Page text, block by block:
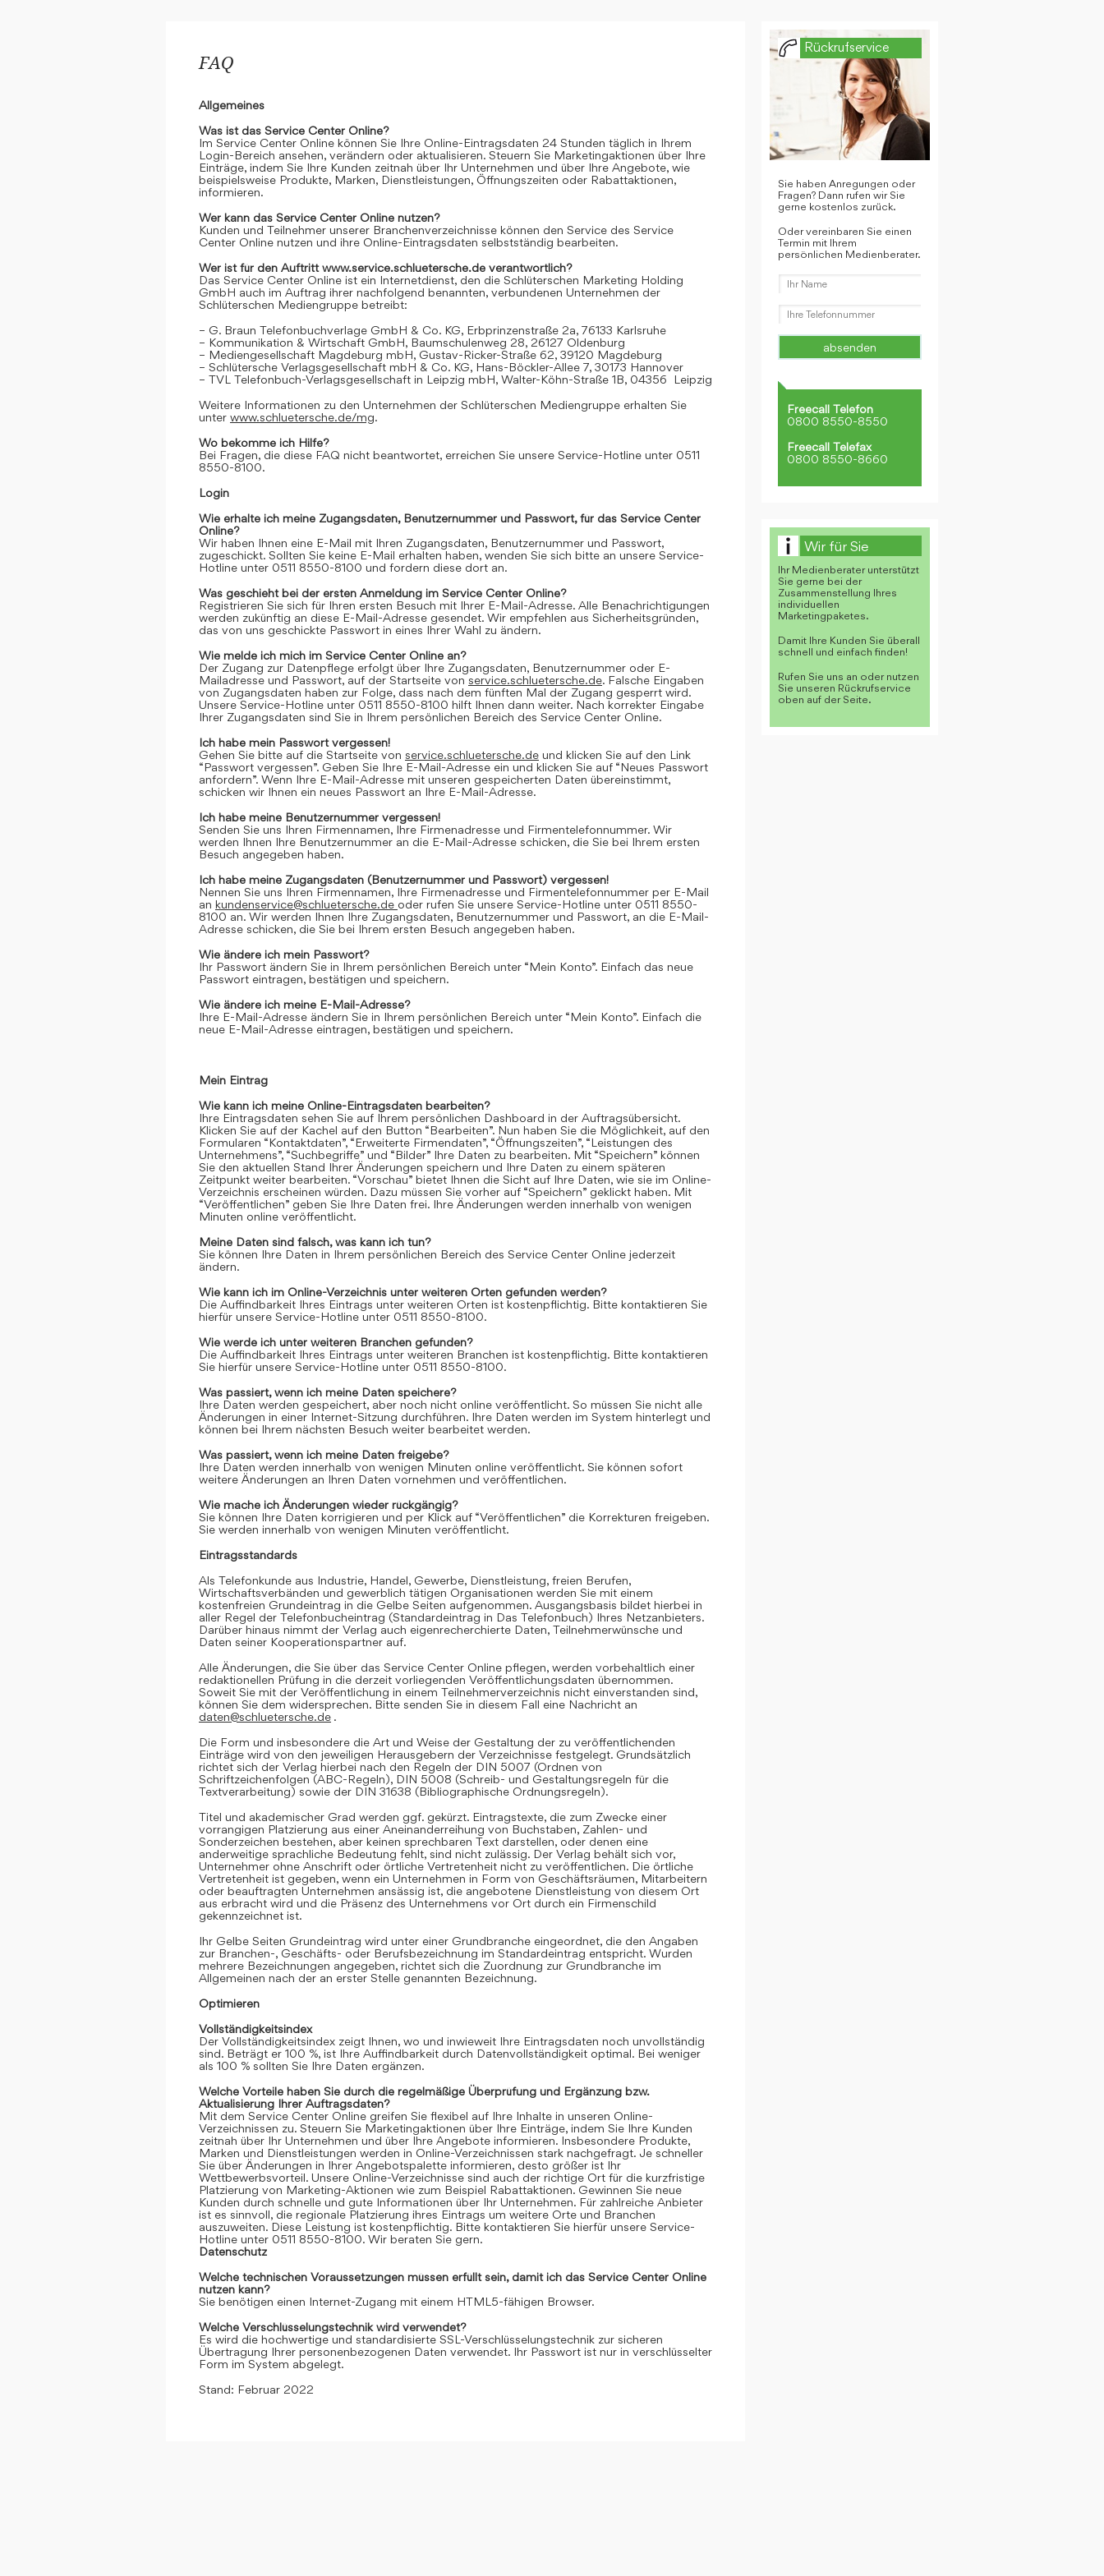
FAQ
Allgemeines
Was ist das Service Center Online?
Im Service Center Online können Sie Ihre Online-Eintragsdaten 24 Stunden täglich in Ihrem
Login-Bereich ansehen, verändern oder aktualisieren. Steuern Sie Marketingaktionen über Ihre
Einträge, indem Sie Ihre Kunden zeitnah über Ihr Unternehmen und über Ihre Angebote, wie
beispielsweise Produkte, Marken, Dienstleistungen, Öffnungszeiten oder Rabattaktionen,
informieren.
Wer kann das Service Center Online nutzen?
Kunden und Teilnehmer unserer Branchenverzeichnisse können den Service des Service
Center Online nutzen und ihre Online-Eintragsdaten selbstständig bearbeiten.
Wer ist für den Auftritt www.service.schluetersche.de verantwortlich?
Das Service Center Online ist ein Internetdienst, den die Schlüterschen Marketing Holding
GmbH auch im Auftrag ihrer nachfolgend benannten, verbundenen Unternehmen der
Schlüterschen Mediengruppe betreibt:
– G. Braun Telefonbuchverlage GmbH & Co. KG, Erbprinzenstraße 2a, 76133 Karlsruhe
– Kommunikation & Wirtschaft GmbH, Baumschulenweg 28, 26127 Oldenburg
– Mediengesellschaft Magdeburg mbH, Gustav-Ricker-Straße 62, 39120 Magdeburg
– Schlütersche Verlagsgesellschaft mbH & Co. KG, Hans-Böckler-Allee 7, 30173 Hannover
– TVL Telefonbuch-Verlagsgesellschaft in Leipzig mbH, Walter-Köhn-Straße 1B, 04356 Leipzig
Weitere Informationen zu den Unternehmen der Schlüterschen Mediengruppe erhalten Sie
unter www.schluetersche.de/mg.
Wo bekomme ich Hilfe?
Bei Fragen, die diese FAQ nicht beantwortet, erreichen Sie unsere Service-Hotline unter 0511
8550-8100.
Login
Wie erhalte ich meine Zugangsdaten, Benutzernummer und Passwort, für das Service Center
Online?
Wir haben Ihnen eine E-Mail mit Ihren Zugangsdaten, Benutzernummer und Passwort,
zugeschickt. Sollten Sie keine E-Mail erhalten haben, wenden Sie sich bitte an unsere Service-
Hotline unter 0511 8550-8100 und fordern diese dort an.
Was geschieht bei der ersten Anmeldung im Service Center Online?
Registrieren Sie sich für Ihren ersten Besuch mit Ihrer E-Mail-Adresse. Alle Benachrichtigungen
werden zukünftig an diese E-Mail-Adresse gesendet. Wir empfehlen aus Sicherheitsgründen,
das von uns geschickte Passwort in eines Ihrer Wahl zu ändern.
Wie melde ich mich im Service Center Online an?
Der Zugang zur Datenpflege erfolgt über Ihre Zugangsdaten, Benutzernummer oder E-
Mailadresse und Passwort, auf der Startseite von service.schluetersche.de. Falsche Eingaben
von Zugangsdaten haben zur Folge, dass nach dem fünften Mal der Zugang gesperrt wird.
Unsere Service-Hotline unter 0511 8550-8100 hilft Ihnen dann weiter. Nach korrekter Eingabe
Ihrer Zugangsdaten sind Sie in Ihrem persönlichen Bereich des Service Center Online.
Ich habe mein Passwort vergessen!
Gehen Sie bitte auf die Startseite von service.schluetersche.de und klicken Sie auf den Link
“Passwort vergessen”. Geben Sie Ihre E-Mail-Adresse ein und klicken Sie auf “Neues Passwort
anfordern”. Wenn Ihre E-Mail-Adresse mit unseren gespeicherten Daten übereinstimmt,
schicken wir Ihnen ein neues Passwort an Ihre E-Mail-Adresse.
Ich habe meine Benutzernummer vergessen!
Senden Sie uns Ihren Firmennamen, Ihre Firmenadresse und Firmentelefonnummer. Wir
werden Ihnen Ihre Benutzernummer an die E-Mail-Adresse schicken, die Sie bei Ihrem ersten
Besuch angegeben haben.
Ich habe meine Zugangsdaten (Benutzernummer und Passwort) vergessen!
Nennen Sie uns Ihren Firmennamen, Ihre Firmenadresse und Firmentelefonnummer per E-Mail
an kundenservice@schluetersche.de oder rufen Sie unsere Service-Hotline unter 0511 8550-
8100 an. Wir werden Ihnen Ihre Zugangsdaten, Benutzernummer und Passwort, an die E-Mail-
Adresse schicken, die Sie bei Ihrem ersten Besuch angegeben haben.
Wie ändere ich mein Passwort?
Ihr Passwort ändern Sie in Ihrem persönlichen Bereich unter “Mein Konto”. Einfach das neue
Passwort eintragen, bestätigen und speichern.
Wie ändere ich meine E-Mail-Adresse?
Ihre E-Mail-Adresse ändern Sie in Ihrem persönlichen Bereich unter “Mein Konto”. Einfach die
neue E-Mail-Adresse eintragen, bestätigen und speichern.
Mein Eintrag
Wie kann ich meine Online-Eintragsdaten bearbeiten?
Ihre Eintragsdaten sehen Sie auf Ihrem persönlichen Dashboard in der Auftragsübersicht.
Klicken Sie auf der Kachel auf den Button “Bearbeiten”. Nun haben Sie die Möglichkeit, auf den
Formularen “Kontaktdaten”, “Erweiterte Firmendaten”, “Öffnungszeiten”, “Leistungen des
Unternehmens”, “Suchbegriffe” und “Bilder” Ihre Daten zu bearbeiten. Mit “Speichern” können
Sie den aktuellen Stand Ihrer Änderungen speichern und Ihre Daten zu einem späteren
Zeitpunkt weiter bearbeiten. “Vorschau” bietet Ihnen die Sicht auf Ihre Daten, wie sie im Online-
Verzeichnis erscheinen würden. Dazu müssen Sie vorher auf “Speichern” geklickt haben. Mit
“Veröffentlichen” geben Sie Ihre Daten frei. Ihre Änderungen werden innerhalb von wenigen
Minuten online veröffentlicht.
Meine Daten sind falsch, was kann ich tun?
Sie können Ihre Daten in Ihrem persönlichen Bereich des Service Center Online jederzeit
ändern.
Wie kann ich im Online-Verzeichnis unter weiteren Orten gefunden werden?
Die Auffindbarkeit Ihres Eintrags unter weiteren Orten ist kostenpflichtig. Bitte kontaktieren Sie
hierfür unsere Service-Hotline unter 0511 8550-8100.
Wie werde ich unter weiteren Branchen gefunden?
Die Auffindbarkeit Ihres Eintrags unter weiteren Branchen ist kostenpflichtig. Bitte kontaktieren
Sie hierfür unsere Service-Hotline unter 0511 8550-8100.
Was passiert, wenn ich meine Daten speichere?
Ihre Daten werden gespeichert, aber noch nicht online veröffentlicht. So müssen Sie nicht alle
Änderungen in einer Internet-Sitzung durchführen. Ihre Daten werden im System hinterlegt und
können bei Ihrem nächsten Besuch weiter bearbeitet werden.
Was passiert, wenn ich meine Daten freigebe?
Ihre Daten werden innerhalb von wenigen Minuten online veröffentlicht. Sie können sofort
weitere Änderungen an Ihren Daten vornehmen und veröffentlichen.
Wie mache ich Änderungen wieder rückgängig?
Sie können Ihre Daten korrigieren und per Klick auf “Veröffentlichen” die Korrekturen freigeben.
Sie werden innerhalb von wenigen Minuten veröffentlicht.
Eintragsstandards
Als Telefonkunde aus Industrie, Handel, Gewerbe, Dienstleistung, freien Berufen,
Wirtschaftsverbänden und gewerblich tätigen Organisationen werden Sie mit einem
kostenfreien Grundeintrag in die Gelbe Seiten aufgenommen. Ausgangsbasis bildet hierbei in
aller Regel der Telefonbucheintrag (Standardeintrag in Das Telefonbuch) Ihres Netzanbieters.
Darüber hinaus nimmt der Verlag auch eigenrecherchierte Daten, Teilnehmerwünsche und
Daten seiner Kooperationspartner auf.
Alle Änderungen, die Sie über das Service Center Online pflegen, werden vorbehaltlich einer
redaktionellen Prüfung in die derzeit vorliegenden Veröffentlichungsdaten übernommen.
Soweit Sie mit der Veröffentlichung in einem Teilnehmerverzeichnis nicht einverstanden sind,
können Sie dem widersprechen. Bitte senden Sie in diesem Fall eine Nachricht an
daten@schluetersche.de .
Die Form und insbesondere die Art und Weise der Gestaltung der zu veröffentlichenden
Einträge wird von den jeweiligen Herausgebern der Verzeichnisse festgelegt. Grundsätzlich
richtet sich der Verlag hierbei nach den Regeln der DIN 5007 (Ordnen von
Schriftzeichenfolgen (ABC-Regeln), DIN 5008 (Schreib- und Gestaltungsregeln für die
Textverarbeitung) sowie der DIN 31638 (Bibliographische Ordnungsregeln).
Titel und akademischer Grad werden ggf. gekürzt. Eintragstexte, die zum Zwecke einer
vorrangigen Platzierung aus einer Aneinanderreihung von Buchstaben, Zahlen- und
Sonderzeichen bestehen, aber keinen sprechbaren Text darstellen, oder denen eine
anderweitige sprachliche Bedeutung fehlt, sind nicht zulässig. Der Verlag behält sich vor,
Unternehmer ohne Anschrift oder örtliche Vertretenheit nicht zu veröffentlichen. Die örtliche
Vertretenheit ist gegeben, wenn ein Unternehmen in Form von Geschäftsräumen, Mitarbeitern
oder beauftragten Unternehmen ansässig ist, die angebotene Dienstleistung von diesem Ort
aus erbracht wird und die Präsenz des Unternehmens vor Ort durch ein Firmenschild
gekennzeichnet ist.
Ihr Gelbe Seiten Grundeintrag wird unter einer Grundbranche eingeordnet, die den Angaben
zur Branchen-, Geschäfts- oder Berufsbezeichnung im Standardeintrag entspricht. Wurden
mehrere Bezeichnungen angegeben, richtet sich die Zuordnung zur Grundbranche im
Allgemeinen nach der an erster Stelle genannten Bezeichnung.
Optimieren
Vollständigkeitsindex
Der Vollständigkeitsindex zeigt Ihnen, wo und inwieweit Ihre Eintragsdaten noch unvollständig
sind. Beträgt er 100 %, ist Ihre Auffindbarkeit durch Datenvollständigkeit optimal. Bei weniger
als 100 % sollten Sie Ihre Daten ergänzen.
Welche Vorteile haben Sie durch die regelmäßige Überprüfung und Ergänzung bzw.
Aktualisierung Ihrer Auftragsdaten?
Mit dem Service Center Online greifen Sie flexibel auf Ihre Inhalte in unseren Online-
Verzeichnissen zu. Steuern Sie Marketingaktionen über Ihre Einträge, indem Sie Ihre Kunden
zeitnah über Ihr Unternehmen und über Ihre Angebote informieren. Insbesondere Produkte,
Marken und Dienstleistungen werden in Online-Verzeichnissen stark nachgefragt. Je schneller
Sie über Änderungen in Ihrer Angebotspalette informieren, desto größer ist Ihr
Wettbewerbsvorteil. Unsere Online-Verzeichnisse sind auch der richtige Ort für die kurzfristige
Platzierung von Marketing-Aktionen wie zum Beispiel Rabattaktionen. Gewinnen Sie neue
Kunden durch schnelle und gute Informationen über Ihr Unternehmen. Für zahlreiche Anbieter
ist es sinnvoll, die regionale Platzierung ihres Eintrags um weitere Orte und Branchen
auszuweiten. Diese Leistung ist kostenpflichtig. Bitte kontaktieren Sie hierfür unsere Service-
Hotline unter 0511 8550-8100. Wir beraten Sie gern.
Datenschutz
Welche technischen Voraussetzungen müssen erfüllt sein, damit ich das Service Center Online
nutzen kann?
Sie benötigen einen Internet-Zugang mit einem HTML5-fähigen Browser.
Welche Verschlüsselungstechnik wird verwendet?
Es wird die hochwertige und standardisierte SSL-Verschlüsselungstechnik zur sicheren
Übertragung Ihrer personenbezogenen Daten verwendet. Ihr Passwort ist nur in verschlüsselter
Form im System abgelegt.
Stand: Februar 2022
Rückrufservice
Sie haben Anregungen oder
Fragen? Dann rufen wir Sie
gerne kostenlos zurück.
Oder vereinbaren Sie einen
Termin mit Ihrem
persönlichen Medienberater.
Freecall Telefon
0800 8550-8550
Freecall Telefax
0800 8550-8660
Wir für Sie
Ihr Medienberater unterstützt
Sie gerne bei der
Zusammenstellung Ihres
individuellen
Marketingpaketes.
Damit Ihre Kunden Sie überall
schnell und einfach finden!
Rufen Sie uns an oder nutzen
Sie unseren Rückrufservice
oben auf der Seite.